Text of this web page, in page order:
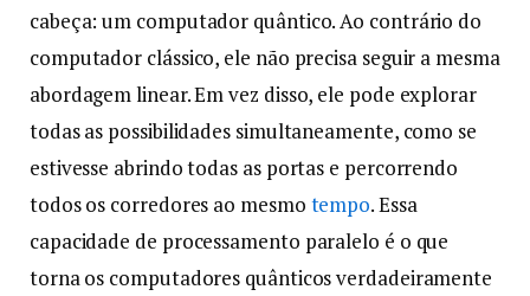
cabeça: um computador quântico. Ao contrário do
computador clássico, ele não precisa seguir a mesma
abordagem linear. Em vez disso, ele pode explorar
todas as possibilidades simultaneamente, como se
estivesse abrindo todas as portas e percorrendo
todos os corredores ao mesmo tempo. Essa
capacidade de processamento paralelo é o que
torna os computadores quânticos verdadeiramente